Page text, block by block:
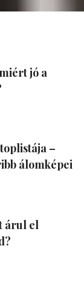
jó a
–
álomképei
árul el